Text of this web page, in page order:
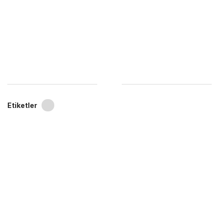
Etiketler